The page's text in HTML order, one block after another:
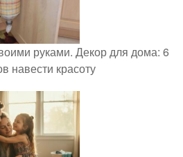
руками. Декор для дома: 6
навести красоту